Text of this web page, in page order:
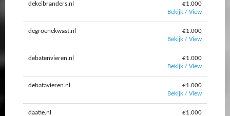
dekeibranders.nl
€1.000
Bekijk / View
degroenekwast.nl
€1.000
Bekijk / View
debatenvieren.nl
€1.000
Bekijk / View
debatavieren.nl
€1.000
Bekijk / View
daatie.nl €1.000